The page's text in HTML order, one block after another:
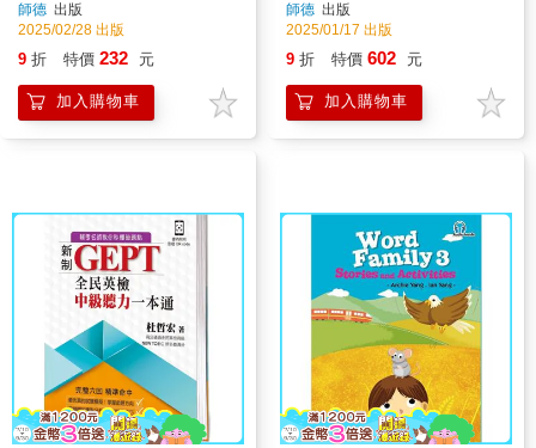
師德 出版
2025/02/28 出版
9 折 特價 232 元
加入購物車
師德 出版
2025/01/17 出版
9 折 特價 602 元
加入購物車